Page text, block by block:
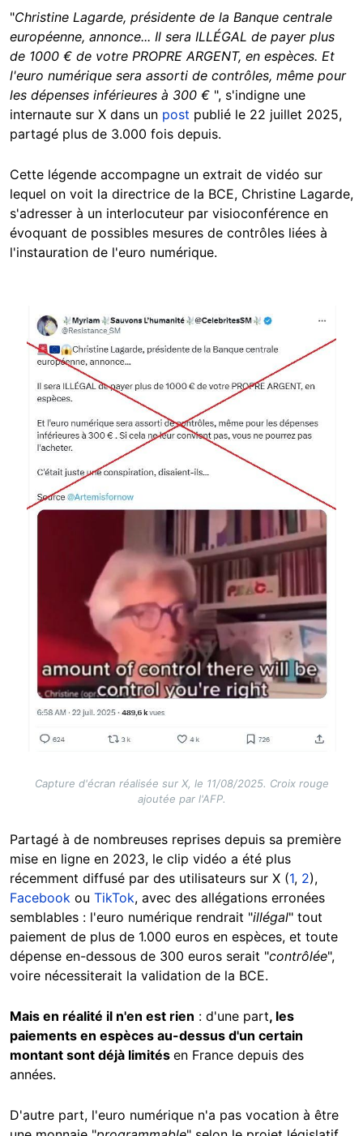
"Christine Lagarde, présidente de la Banque centrale
européenne, annonce... Il sera ILLÉGAL de payer plus
de 1000 € de votre PROPRE ARGENT, en espèces. Et
l'euro numérique sera assorti de contrôles, même pour
les dépenses inférieures à 300 € ", s'indigne une
internaute sur X dans un post publié le 22 juillet 2025,
partagé plus de 3.000 fois depuis.
Cette légende accompagne un extrait de vidéo sur
lequel on voit la directrice de la BCE, Christine Lagarde,
s'adresser à un interlocuteur par visioconférence en
évoquant de possibles mesures de contrôles liées à
l'instauration de l'euro numérique.
Image
Capture d'écran réalisée sur X, le 11/08/2025. Croix rouge
ajoutée par l'AFP.
Partagé à de nombreuses reprises depuis sa première
mise en ligne en 2023, le clip vidéo a été plus
récemment diffusé par des utilisateurs sur X (1, 2),
Facebook ou TikTok, avec des allégations erronées
semblables : l'euro numérique rendrait "illégal" tout
paiement de plus de 1.000 euros en espèces, et toute
dépense en-dessous de 300 euros serait "contrôlée",
voire nécessiterait la validation de la BCE.
Mais en réalité il n'en est rien : d'une part, les
paiements en espèces au-dessus d'un certain
montant sont déjà limités en France depuis des
années.
D'autre part, l'euro numérique n'a pas vocation à être